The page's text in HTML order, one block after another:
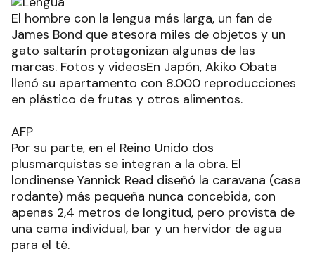
El hombre con la lengua más larga, un fan de
James Bond que atesora miles de objetos y un
gato saltarín protagonizan algunas de las
marcas. Fotos y videosEn Japón, Akiko Obata
llenó su apartamento con 8.000 reproducciones
en plástico de frutas y otros alimentos.
AFP
Por su parte, en el Reino Unido dos
plusmarquistas se integran a la obra. El
londinense Yannick Read diseñó la caravana (casa
rodante) más pequeña nunca concebida, con
apenas 2,4 metros de longitud, pero provista de
una cama individual, bar y un hervidor de agua
para el té.